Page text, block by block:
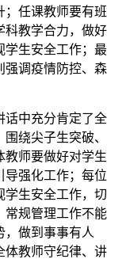
；任课教师要有班
科教学合力，做好
学生安全工作；最
强调疫情防控、森
话中充分肯定了全
绕尖子生突破、
教师要做好对学生
导强化工作；每位
学生安全工作，切
常规管理工作不能
，做到事事有人
体教师守纪律、讲